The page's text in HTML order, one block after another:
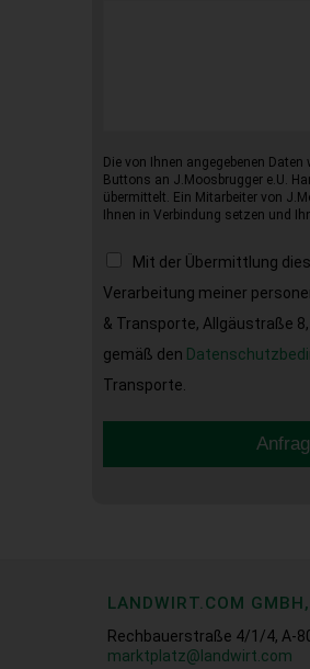
Die von Ihnen angegebenen
Buttons an J.Moosbrugger e.U.
übermittelt. Ein Mitarbeiter von
Ihnen in Verbindung setzen und
Mit der Übermittlung
Verarbeitung meiner
& Transporte, Allgäustraße
gemäß den
Transporte.
LANDWIRT.COM
Rechbauerstraße 4/1/4, A-
marktplatz@landwirt.com